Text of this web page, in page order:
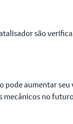
são
aumentar
mecânicos no